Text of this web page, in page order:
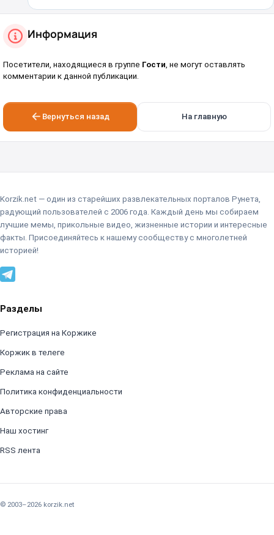
Информация
Посетители, находящиеся в группе Гости , не могут оставлять
комментарии к данной публикации.
Вернуться назад На главную
Korzik.net — один из старейших развлекательных порталов Рунета,
радующий пользователей с 2006 года. Каждый день мы собираем
лучшие мемы, прикольные видео, жизненные истории и интересные
факты. Присоединяйтесь к нашему сообществу с многолетней
историей!
Разделы
Регистрация на Коржике
Коржик в телеге
Реклама на сайте
Политика конфиденциальности
Авторские права
Наш хостинг
RSS лента
© 2003–2026 korzik.net